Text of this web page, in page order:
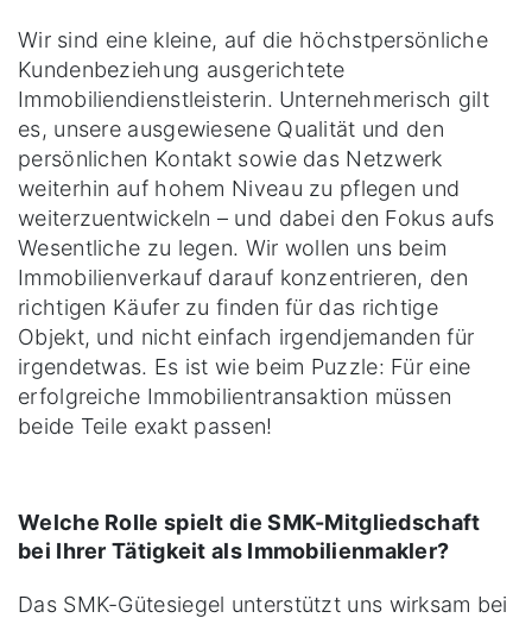
Wir sind eine kleine, auf die höchstpersönliche
Kundenbeziehung ausgerichtete
Immobiliendienstleisterin. Unternehmerisch gilt
es, unsere ausgewiesene Qualität und den
persönlichen Kontakt sowie das Netzwerk
weiterhin auf hohem Niveau zu pflegen und
weiterzuentwickeln – und dabei den Fokus aufs
Wesentliche zu legen. Wir wollen uns beim
Immobilienverkauf darauf konzentrieren, den
richtigen Käufer zu finden für das richtige
Objekt, und nicht einfach irgendjemanden für
irgendetwas. Es ist wie beim Puzzle: Für eine
erfolgreiche Immobilientransaktion müssen
beide Teile exakt passen!
Welche Rolle spielt die SMK-Mitgliedschaft
bei Ihrer Tätigkeit als Immobilienmakler?
Das SMK-Gütesiegel unterstützt uns wirksam bei